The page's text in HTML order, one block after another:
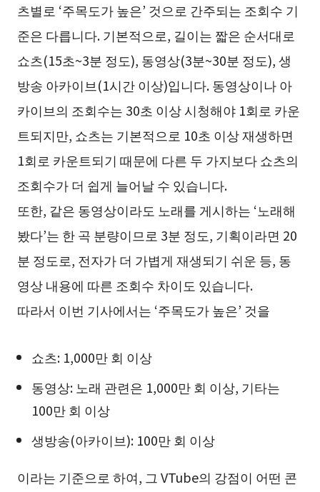
츠별로 ‘주목도가 높은’ 것으로 간주되는 조회수 기
준은 다릅니다. 기본적으로, 길이는 짧은 순서대로
쇼츠(15초~3분 정도), 동영상(3분~30분 정도), 생
방송 아카이브(1시간 이상)입니다. 동영상이나 아
카이브의 조회수는 30초 이상 시청해야 1회로 카운
트되지만, 쇼츠는 기본적으로 10초 이상 재생하면
1회로 카운트되기 때문에 다른 두 가지보다 쇼츠의
조회수가 더 쉽게 늘어날 수 있습니다.
또한, 같은 동영상이라도 노래를 게시하는 ‘노래해
봤다’는 한 곡 분량이므로 3분 정도, 기획이라면 20
분 정도로, 전자가 더 가볍게 재생되기 쉬운 등, 동
영상 내용에 따른 조회수 차이도 있습니다.
따라서 이번 기사에서는 ‘주목도가 높은’ 것을
쇼츠: 1,000만 회 이상
동영상: 노래 관련은 1,000만 회 이상, 기타는
100만 회 이상
생방송(아카이브): 100만 회 이상
이라는 기준으로 하여, 그 VTube의 강점이 어떤 콘